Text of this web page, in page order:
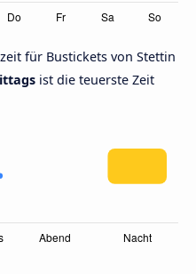
für Bustickets von Stettin
ist die teuerste Zeit